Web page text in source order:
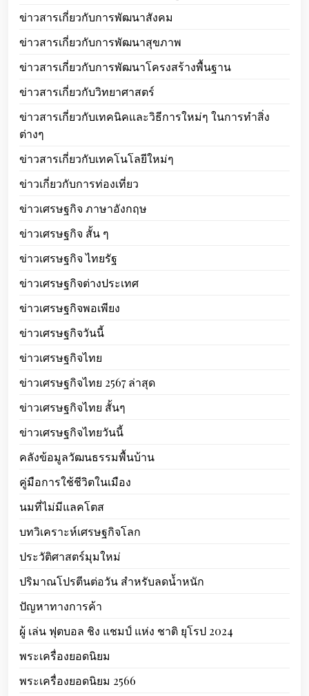
ข่าวสารเกี่ยวกับการพัฒนาสังคม
ข่าวสารเกี่ยวกับการพัฒนาสุขภาพ
ข่าวสารเกี่ยวกับการพัฒนาโครงสร้างพื้นฐาน
ข่าวสารเกี่ยวกับวิทยาศาสตร์
ข่าวสารเกี่ยวกับเทคนิคและวิธีการใหม่ๆ ในการทำสิ่ง
ต่างๆ
ข่าวสารเกี่ยวกับเทคโนโลยีใหม่ๆ
ข่าวเกี่ยวกับการท่องเที่ยว
ข่าวเศรษฐกิจ ภาษาอังกฤษ
ข่าวเศรษฐกิจ สั้น ๆ
ข่าวเศรษฐกิจ ไทยรัฐ
ข่าวเศรษฐกิจต่างประเทศ
ข่าวเศรษฐกิจพอเพียง
ข่าวเศรษฐกิจวันนี้
ข่าวเศรษฐกิจไทย
ข่าวเศรษฐกิจไทย 2567 ล่าสุด
ข่าวเศรษฐกิจไทย สั้นๆ
ข่าวเศรษฐกิจไทยวันนี้
คลังข้อมูลวัฒนธรรมพื้นบ้าน
คู่มือการใช้ชีวิตในเมือง
นมที่ไม่มีแลคโตส
บทวิเคราะห์เศรษฐกิจโลก
ประวัติศาสตร์มุมใหม่
ปริมาณโปรตีนต่อวัน สำหรับลดน้ำหนัก
ปัญหาทางการค้า
ผู้ เล่น ฟุตบอล ชิง แชมป์ แห่ง ชาติ ยุโรป 2024
พระเครื่องยอดนิยม
พระเครื่องยอดนิยม 2566